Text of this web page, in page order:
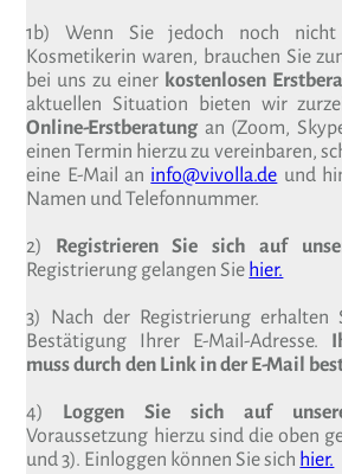
1b) Wenn Sie jedoch noch
Kosmetikerin waren, brauchen Sie
bei uns zu einer kostenlosen
aktuellen Situation bieten wir
Online-Erstberatung an (Zoom,
einen Termin hierzu zu vereinbaren,
eine E-Mail an info@vivolla.de und
Namen und Telefonnummer.
2) Registrieren Sie sich auf
Registrierung gelangen Siehier.
3) Nach der Registrierung erhalten
Bestätigung Ihrer E-Mail-Adresse.
muss durch den Link in der E-Mail
4) Loggen Sie sich auf
Voraussetzung hierzu sind die oben
und 3). Einloggen können Sie sich hier.